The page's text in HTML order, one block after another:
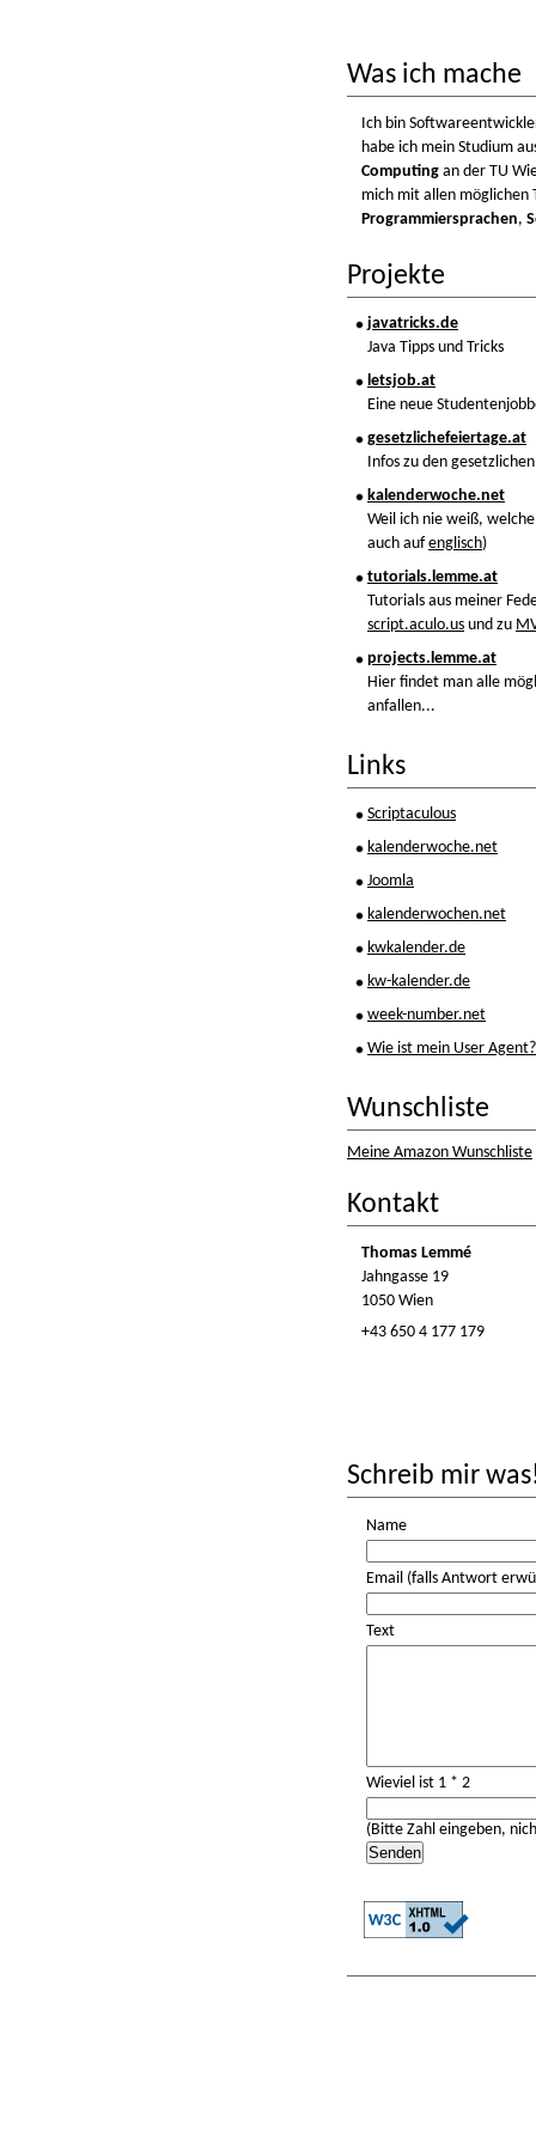
Was ich mache
Ich bin
habe ich mein Studium
Computing an der TU
mich mit allen möglichen
Programmiersprachen,
Projekte
javatricks.de
Java Tipps und Tricks
letsjob.at
Eine neue
gesetzlichefeiertage.at
Infos zu den
kalenderwoche.net
Weil ich nie weiß,
auch aufenglisch)
tutorials.lemme.at
Tutorials aus meiner
script.aculo.us und zu
projects.lemme.at
Hier findet man alle
anfallen...
Links
Scriptaculous
kalenderwoche.net
Joomla
kalenderwochen.net
kwkalender.de
kw-kalender.de
week-number.net
Wie ist mein User Agent?
Wunschliste
Meine Amazon Wunschliste
Kontakt
Thomas Lemmé
Jahngasse 19
1050 Wien
+43 650 4 177 179
Schreib mir
Name
Email (falls Antwort
Text
Wieviel ist 1 * 2
(Bitte Zahl eingeben,